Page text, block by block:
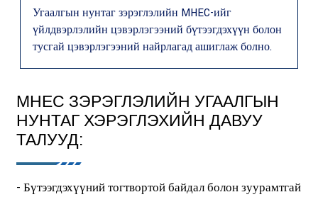
Угаалгын нунтаг зэрэглэлийн MHEC-ийг
үйлдвэрлэлийн цэвэрлэгээний бүтээгдэхүүн болон
тусгай цэвэрлэгээний найрлагад ашиглаж болно.
MHEC ЗЭРЭГЛЭЛИЙН УГААЛГЫН
НУНТАГ ХЭРЭГЛЭХИЙН ДАВУУ
ТАЛУУД:
- Бүтээгдэхүүний тогтвортой байдал болон зуурамтгай